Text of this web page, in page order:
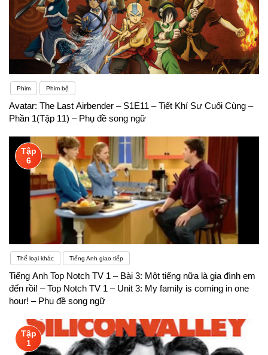
Phim Phim bộ
Avatar: The Last Airbender – S1E11 – Tiết Khí Sư Cuối Cùng –
Phần 1(Tập 11) – Phụ đề song ngữ
Tập
6
Thể loại khác Tiếng Anh giao tiếp
Tiếng Anh Top Notch TV 1 – Bài 3: Một tiếng nữa là gia đình em
đến rồi! – Top Notch TV 1 – Unit 3: My family is coming in one
hour! – Phụ đề song ngữ
Tập
1